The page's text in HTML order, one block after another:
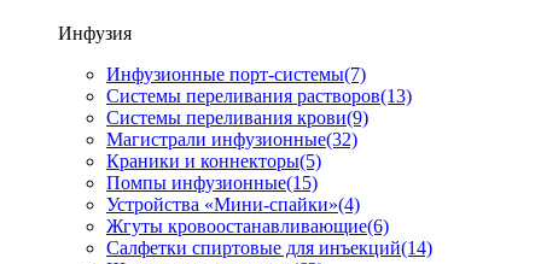
Инфузия
Инфузионные порт-системы(7)
Системы переливания растворов(13)
Системы переливания крови(9)
Магистрали инфузионные(32)
Краники и коннекторы(5)
Помпы инфузионные(15)
Устройства «Мини-спайки»(4)
Жгуты кровоостанавливающие(6)
Салфетки спиртовые для инъекций(14)